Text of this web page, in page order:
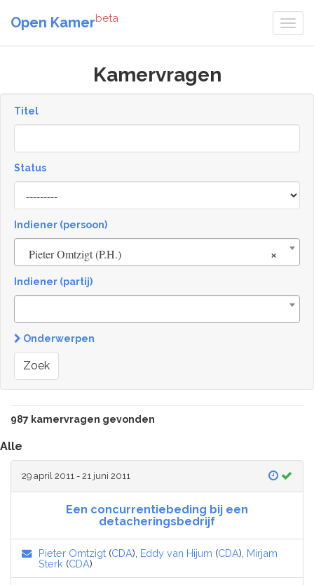
Open Kamerbeta
Kamervragen
Titel
Status
[invalid
name]
Indiener (persoon)
×
Pieter Omtzigt (P.H.)
Indiener (partij)
Onderwerpen
Zoek
987 kamervragen gevonden
Alle
29 april 2011 - 21 juni 2011
Een concurrentiebeding bij een
detacheringsbedrijf
Pieter Omtzigt (CDA), Eddy van Hijum (CDA), Mirjam
Sterk (CDA)